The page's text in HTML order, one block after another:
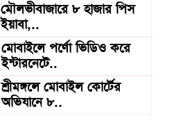
মৌলভীবাজারে ৮ হাজার পিস
ইয়াবা,..
মোবাইলে পর্ণো ভিডিও করে
ইন্টারনেটে..
শ্রীমঙ্গলে মোবাইল কোর্টের
অভিযানে ৮..